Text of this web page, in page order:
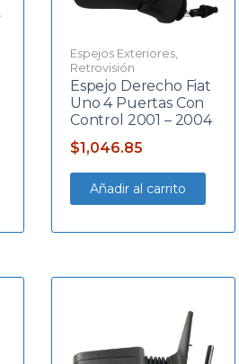
Espejos Exteriores,
Retrovisión
Espejo Derecho Fiat
Uno 4 Puertas Con
Control 2001 – 2004
$1,046.85
Añadir al carrito